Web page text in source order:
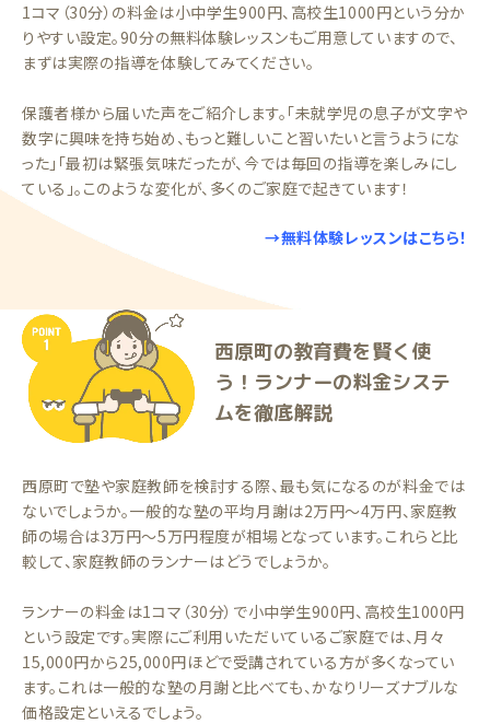
1コマ（30分）の料金は小中学生900円、高校生1000円という分か
りやすい設定。90分の無料体験レッスンもご用意していますので、
まずは実際の指導を体験してみてください。
保護者様から届いた声をご紹介します。「未就学児の息子が文字や
数字に興味を持ち始め、もっと難しいこと習いたいと言うようにな
った」「最初は緊張気味だったが、今では毎回の指導を楽しみにし
ている」。このような変化が、多くのご家庭で起きています！
→無料体験レッスンはこちら！
西原町の教育費を賢く使
う！ランナーの料金システ
ムを徹底解説
西原町で塾や家庭教師を検討する際、最も気になるのが料金では
ないでしょうか。一般的な塾の平均月謝は2万円〜4万円、家庭教
師の場合は3万円〜5万円程度が相場となっています。これらと比
較して、家庭教師のランナーはどうでしょうか。
ランナーの料金は1コマ（30分）で小中学生900円、高校生1000円
という設定です。実際にご利用いただいているご家庭では、月々
15,000円から25,000円ほどで受講されている方が多くなってい
ます。これは一般的な塾の月謝と比べても、かなりリーズナブルな
価格設定といえるでしょう。